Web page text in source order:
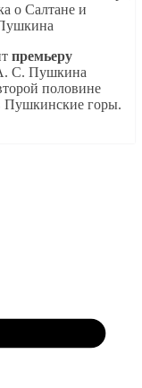
о Салтане и
премьеру
С. Пушкина
половине
Пушкинские горы.